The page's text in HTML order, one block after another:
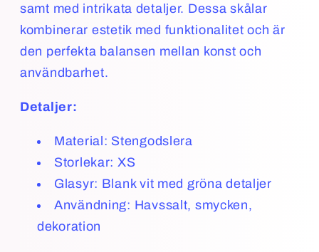
samt med intrikata detaljer. Dessa skålar
kombinerar estetik med funktionalitet och är
den perfekta balansen mellan konst och
användbarhet.
Detaljer:
Material: Stengodslera
Storlekar: XS
Glasyr: Blank vit med gröna detaljer
Användning: Havssalt, smycken,
dekoration